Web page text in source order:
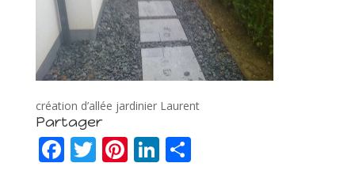
création d’allée jardinier Laurent
Partager
F T Pi Li P